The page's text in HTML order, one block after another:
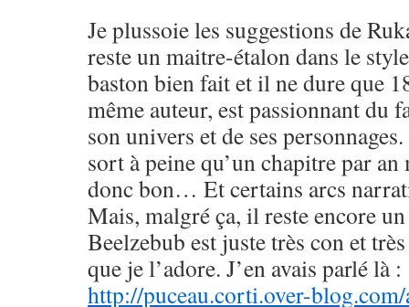
Je plussoie les suggestions de
reste un maitre-étalon dans le
baston bien fait et il ne dure que
même auteur, est passionnant du
son univers et de ses
sort à peine qu’un chapitre par
donc bon… Et certains arcs
Mais, malgré ça, il reste encore
Beelzebub est juste très con et
que je l’adore. J’en avais parlé là :
http://puceau.corti.over-